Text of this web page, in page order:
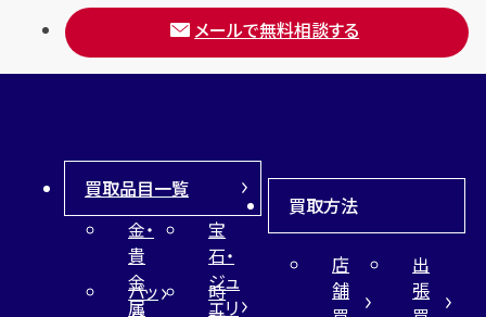
メールで無料相談する
買取品目一覧
金・
貴
金
属
宝
石・
ジュ
エリ
バッ
時
買取方法
店
舗
出
張